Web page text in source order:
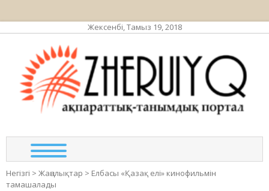
Жексенбі, Тамыз 19, 2018
Негізгі > Жаңалықтар > Елбасы «Қазақ елі» кинофильмін
тамашалады